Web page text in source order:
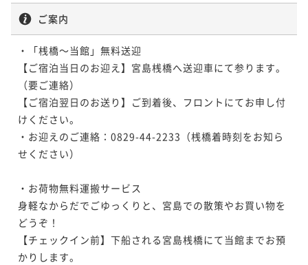
ご案内
・「桟橋～当館」無料送迎
【ご宿泊当日のお迎え】宮島桟橋へ送迎車にて参ります。
（要ご連絡）
【ご宿泊翌日のお送り】ご到着後、フロントにてお申し付
けください。
・お迎えのご連絡：0829-44-2233（桟橋着時刻をお知ら
せください）
・お荷物無料運搬サービス
身軽なからだでごゆっくりと、宮島での散策やお買い物を
どうぞ！
【チェックイン前】下船される宮島桟橋にて当館までお預
かりします。